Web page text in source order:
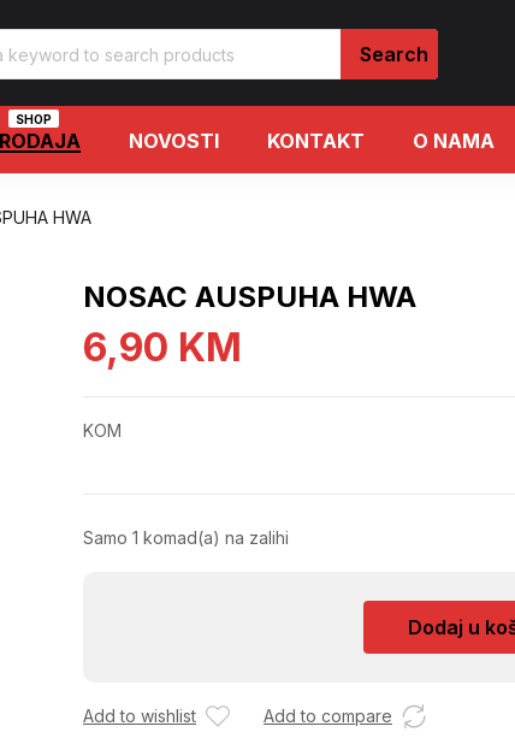
SHOP
NOVOSTI KONTAKT O NAMA
HWA
NOSAC AUSPUHA HWA
6,90 KM
KOM
Samo 1 komad(a) na zalihi
Dodaj u
Add to wishlist Add to compare